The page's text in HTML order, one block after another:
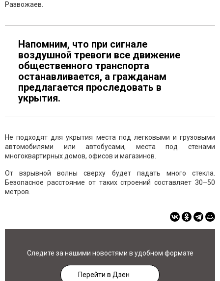
Развожаев.
Напомним, что при сигнале
воздушной тревоги все движение
общественного транспорта
останавливается, а гражданам
предлагается проследовать в
укрытия.
Не подходят для укрытия места под легковыми и грузовыми
автомобилями или автобусами, места под стенами
многоквартирных домов, офисов и магазинов.
От взрывной волны сверху будет падать много стекла.
Безопасное расстояние от таких строений составляет 30–50
метров.
Следите за нашими новостями в удобном формате
Перейти в Дзен